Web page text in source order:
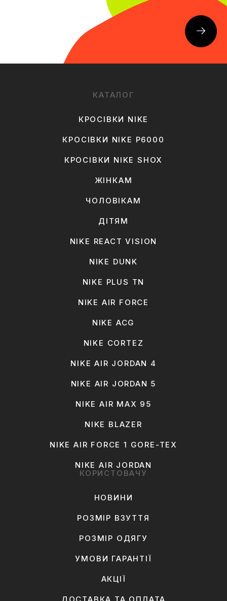
КАТАЛОГ
КРОСІВКИ NIKE
КРОСІВКИ NIKE P6000
КРОСІВКИ NIKE SHOX
ЖІНКАМ
ЧОЛОВІКАМ
ДІТЯМ
NIKE REACT VISION
NIKE DUNK
NIKE PLUS TN
NIKE AIR FORCE
NIKE ACG
NIKE CORTEZ
NIKE AIR JORDAN 4
NIKE AIR JORDAN 5
NIKE AIR MAX 95
NIKE BLAZER
NIKE AIR FORCE 1 GORE-TEX
NIKE AIR JORDAN
КОРИСТОВАЧУ
НОВИНИ
РОЗМІР ВЗУТТЯ
РОЗМІР ОДЯГУ
УМОВИ ГАРАНТІЇ
АКЦІЇ